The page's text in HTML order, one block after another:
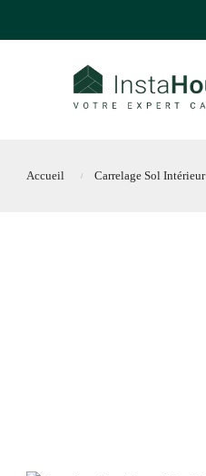
Accueil Carrelage Sol Intérieur